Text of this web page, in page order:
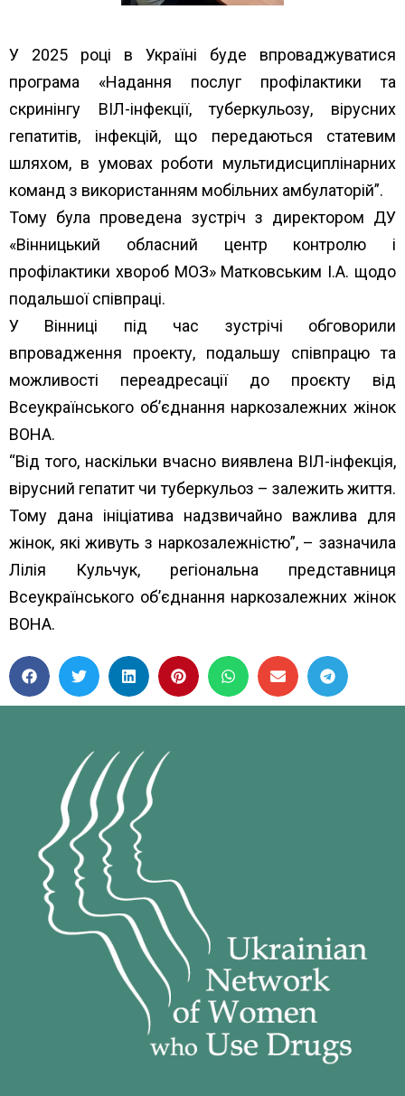
У 2025 році в Україні буде впроваджуватися
програма «Надання послуг профілактики та
скринінгу ВІЛ-інфекції, туберкульозу, вірусних
гепатитів, інфекцій, що передаються статевим
шляхом, в умовах роботи мультидисциплінарних
команд з використанням мобільних амбулаторій”.
Тому була проведена зустріч з директором ДУ
«Вінницький обласний центр контролю і
профілактики хвороб МОЗ» Матковським І.А. щодо
подальшої співпраці.
У Вінниці під час зустрічі обговорили
впровадження проекту, подальшу співпрацю та
можливості переадресації до проєкту від
Всеукраїнського об’єднання наркозалежних жінок
ВОНА.
“Від того, наскільки вчасно виявлена ВІЛ-інфекція,
вірусний гепатит чи туберкульоз – залежить життя.
Тому дана ініціатива надзвичайно важлива для
жінок, які живуть з наркозалежністю”, – зазначила
Лілія Кульчук, регіональна представниця
Всеукраїнського об’єднання наркозалежних жінок
ВОНА.